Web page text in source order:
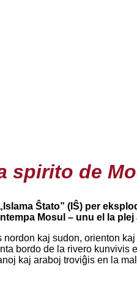
spirito de
Ŝtato” (IŜ) per
Mosul – unu el la
kaj sudon, orienton
bordo de la rivero
kaj araboj troviĝis en la